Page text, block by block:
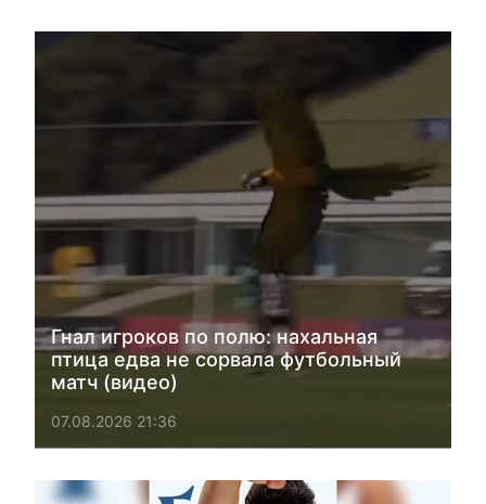
Гнал игроков по полю: нахальная
птица едва не сорвала футбольный
матч (видео)
07.08.2026 21:36